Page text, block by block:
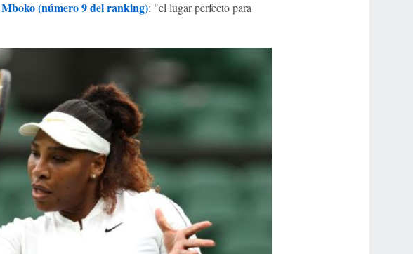
(número 9 del ranking): "el lugar perfecto para